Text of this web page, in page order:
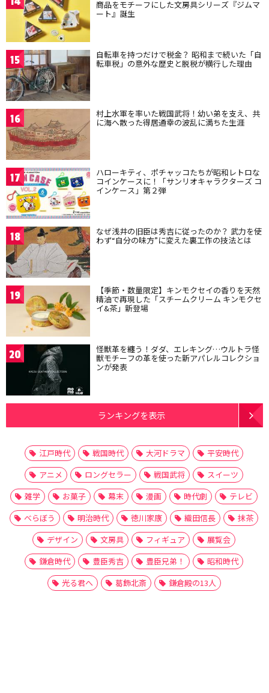
商品をモチーフにした文房具シリーズ『ジムマ
ート』誕生
15 自転車を持つだけで税金？ 昭和まで続いた「自
転車税」の意外な歴史と脱税が横行した理由
16 村上水軍を率いた戦国武将！幼い弟を支え、共
に海へ散った得居通幸の波乱に満ちた生涯
17 ハローキティ、ポチャッコたちが昭和レトロな
コインケースに！「サンリオキャラクターズ コ
インケース」第２弾
18 なぜ浅井の旧臣は秀吉に従ったのか？ 武力を使
わず“自分の味方”に変えた裏工作の技法とは
19 【季節・数量限定】キンモクセイの香りを天然
精油で再現した「スチームクリーム キンモクセ
イ&茶」新登場
20 怪獣革を纏う！ダダ、エレキング…ウルトラ怪
獣モチーフの革を使った新アパレルコレクショ
ンが発表
ランキングを表示
江戸時代 戦国時代 大河ドラマ
平安時代
アニメ
ロングセラー 戦国武将
スイーツ
雑学
お菓子 幕末 漫画 時代劇
テレビ
べらぼう
明治時代 徳川家康 織田信長
抹茶
デザイン
文房具 フィギュア
展覧会
鎌倉時代
豊臣秀吉 豊臣兄弟！
昭和時代
光る君へ
葛飾北斎 鎌倉殿の13人